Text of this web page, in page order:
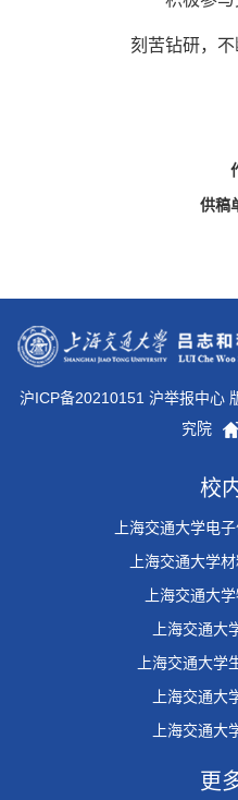
刻苦钻研，
供稿
沪ICP备20210151 沪举报中心
究院
校
上海交通大学电
上海交通大学
上海交通大
上海交通大
上海交通大学
上海交通大
上海交通大
更